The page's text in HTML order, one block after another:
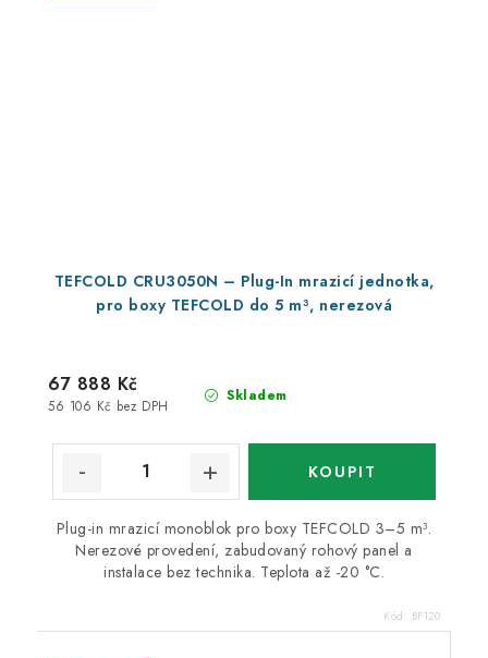
TEFCOLD CRU3050N – Plug-In mrazicí jednotka,
pro boxy TEFCOLD do 5 m³, nerezová
Skladem
56 106 Kč bez DPH
67 888 Kč
Plug-in mrazicí monoblok pro boxy TEFCOLD 3–5 m³.
Nerezové provedení, zabudovaný rohový panel a
instalace bez technika. Teplota až -20 °C.
Kód: BF120